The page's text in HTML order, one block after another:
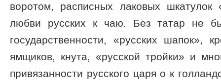
воротом, расписных лаковых
любви русских к чаю. Без татар не
государственности, «русских шапок»,
ямщиков, кнута, «русской тройки» и
привязанности русского царя о к